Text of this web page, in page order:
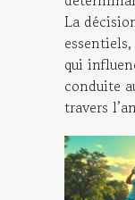
La
qui
conduite
travers